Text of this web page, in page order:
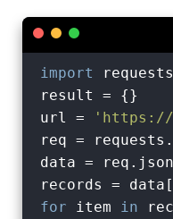
import
requests
result = {}
url =
'https://
req =
data =
records = data[
for item in